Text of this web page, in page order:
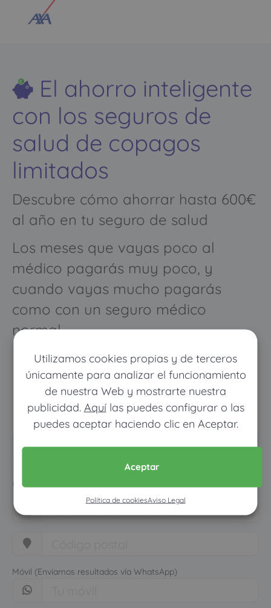
Utilizamos cookies propias y de terceros
únicamente para analizar el funcionamiento
de nuestra Web y mostrarte nuestra
publicidad. Aquílas puedes configurar o las
puedes aceptar haciendo clic en Aceptar.
Aceptar
Política de cookiesAviso Legal
El ahorro inteligente
con los seguros de
salud de copagos
limitados
Descubre cómo ahorrar hasta 600€
al año en tu seguro de salud
Los meses que vayas poco al
médico pagarás muy poco, y
cuando vayas mucho pagarás
como con un seguro médico
normal
Pon tus datos y descubre
cuánto dinero ahorrarías
Móvil (Enviamos resultados vía WhatsApp)